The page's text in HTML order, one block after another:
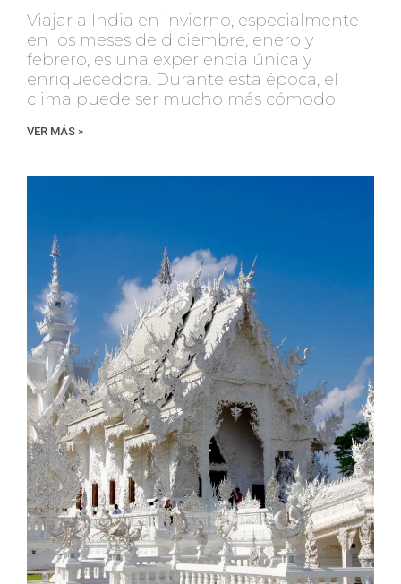
Viajar a India en invierno, especialmente
en los meses de diciembre, enero y
febrero, es una experiencia única y
enriquecedora. Durante esta época, el
clima puede ser mucho más cómodo
VER MÁS »